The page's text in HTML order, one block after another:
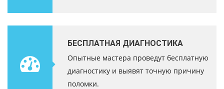
БЕСПЛАТНАЯ ДИАГНОСТИКА
Опытные мастера проведут бесплатную
диагностику и выявят точную причину
поломки.